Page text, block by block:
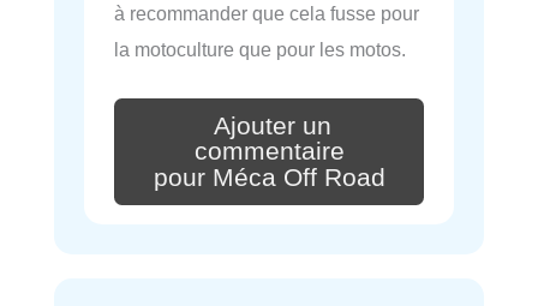
à recommander que cela fusse pour
la motoculture que pour les motos.
Ajouter un
commentaire
pour Méca Off Road